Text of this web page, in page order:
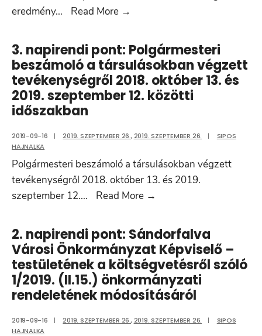
év
munkatervének
véleményezése
eredmény... Read More →
pont:
A
SÖV
Sándorfalva
Közhasznú
Kft.
2019.
I.
mérleg-
és
eredmény
kimutatása,
tevékenységéről
tájékoztatója
3. napirendi pont: Polgármesteri
beszámoló a társulásokban végzett
tevékenységről 2018. október 13. és
2019. szeptember 12. közötti
időszakban
2019-09-16 | 2019. SZEPTEMBER 26.,2019. SZEPTEMBER 26. |
SIPOS
HAJNALKA
Polgármesteri beszámoló a társulásokban végzett
tevékenységről 2018. október 13. és 2019.
szeptember 12.... Read More →
pont:
Polgármesteri
beszámoló
a
társulásokban
tevékenységről
2. napirendi pont: Sándorfalva
Városi Önkormányzat Képviselő –
testületének a költségvetésről szóló
1/2019. (II.15.) önkormányzati
rendeletének módosításáról
2019-09-16 | 2019. SZEPTEMBER 26.,2019. SZEPTEMBER 26. |
SIPOS
HAJNALKA